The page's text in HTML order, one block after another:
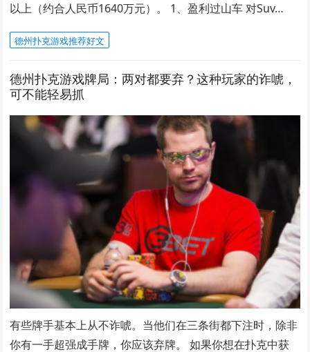
以上（约合人民币1640万元）。 1、盈利过山车 对Suv…
德州扑克游戏推荐好文
德州扑克游戏牌局：两对都要弃？这种玩家的诈唬，
可不能轻易抓
有些牌手基本上从不诈唬。当他们在三条街都下注时，除非
你有一手超强成手牌，你应该弃牌。 如果你想在扑克中获